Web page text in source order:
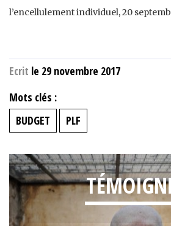
l’encellulement individuel, 20
Ecrit le 29 novembre 2017
Mots clés :
BUDGET
PLF